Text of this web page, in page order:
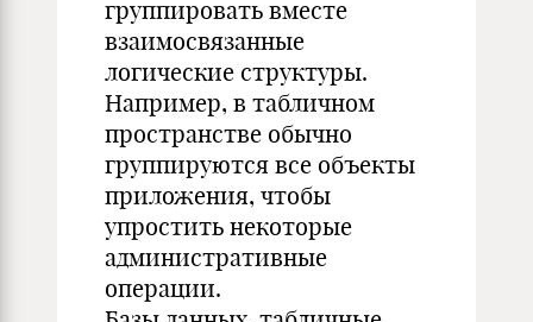
группировать вместе
взаимосвязанные
логические структуры.
Например, в табличном
пространстве обычно
группируются все объекты
приложения, чтобы
упростить некоторые
административные
операции.